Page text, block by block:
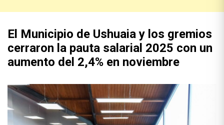
El Municipio de Ushuaia y los gremios
cerraron la pauta salarial 2025 con un
aumento del 2,4% en noviembre